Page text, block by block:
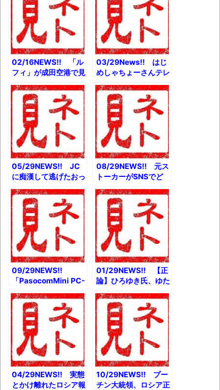
蔑発言とか 【悲報】
警察さん、交通取締り
中にタバコポイ捨てと
か
値上げの波！ 料金が
倍にとか
02/16NEWS!! 「ル
フィ」が成田空港で見
せた謎のハンドサイン
に注目集まるとか
【衝撃】獣神サンダ
ー・ライガー、突然素
顔を披露とか 「ゆっ
くり実況」商標出願に
拒絶通知とか
03/29News!! はじ
めしゃちょーさんテレ
ビで本名さらされると
か ピエール瀧を逮捕
した麻薬取締官とは?
とか 一年で全国
1741市町村を巡るた
めにやったこととか
05/29NEWS!! JC
に痴漢して逃げたおっ
さん、すっ転ぶとか
アフリカで原因不明の
奇病「うなずき病」が
流行中とか 嫁の戸籍
調べたら元男性だった
とか
08/29NEWS!! 元ス
トーカーがSNSでど
こまでの情報特定でき
るかやってみた結果と
か 9月16日「安室奈
美恵の日」日本記念日
協会が認定とか 鳥人
間コンテストの現在ｗ
とか
09/29NEWS!!
「PasocomMini PC-
8001」の一般向け販
売が決定とか JC3
の娘が反抗期なんだけ
どｗとか 『謝罪代行
サービス』第1回目の
依頼とか
01/29NEWS!! 【正
論】ひろゆき氏、ゆた
ぼんのクラファンにド
正論をぶつけてしまう
ｗとか セガ、ゲーム
センター事業から完全
撤退とか 感染力１
８％高い亜種「ステル
スオミクロン」確認と
か
04/29NEWS!! 実態
とかけ離れたロシア報
10/29NEWS!! プー
チン大統領、ロシア正